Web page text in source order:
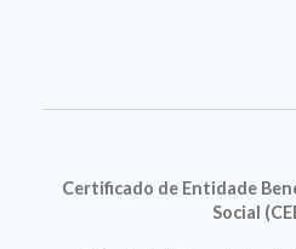
Certificado de Entidade
Social